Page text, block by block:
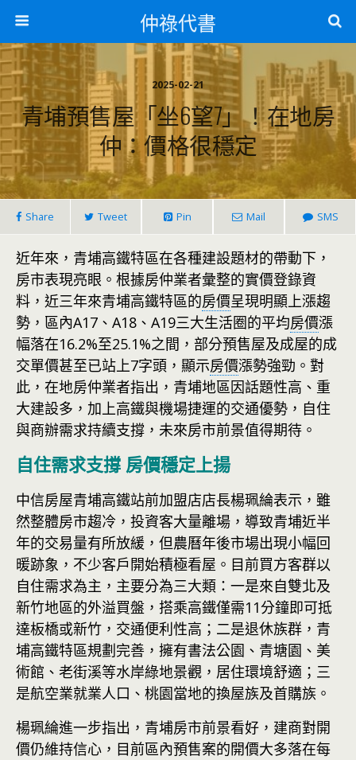
仲祿代書
2025-02-21
青埔預售屋「坐6望7」！在地房
仲：價格很穩定
Share Tweet Pin Mail SMS
近年來，青埔高鐵特區在各種建設題材的帶動下，
房市表現亮眼。根據房仲業者彙整的實價登錄資
料，近三年來青埔高鐵特區的房價呈現明顯上漲趨
勢，區內A17、A18、A19三大生活圈的平均房價漲
幅落在16.2%至25.1%之間，部分預售屋及成屋的成
交單價甚至已站上7字頭，顯示房價漲勢強勁。對
此，在地房仲業者指出，青埔地區因話題性高、重
大建設多，加上高鐵與機場捷運的交通優勢，自住
與商辦需求持續支撐，未來房市前景值得期待。
自住需求支撐 房價穩定上揚
中信房屋青埔高鐵站前加盟店店長楊珮綸表示，雖
然整體房市趨冷，投資客大量離場，導致青埔近半
年的交易量有所放緩，但農曆年後市場出現小幅回
暖跡象，不少客戶開始積極看屋。目前買方客群以
自住需求為主，主要分為三大類：一是來自雙北及
新竹地區的外溢買盤，搭乘高鐵僅需11分鐘即可抵
達板橋或新竹，交通便利性高；二是退休族群，青
埔高鐵特區規劃完善，擁有書法公園、青塘園、美
術館、老街溪等水岸綠地景觀，居住環境舒適；三
是航空業就業人口、桃園當地的換屋族及首購族。
楊珮綸進一步指出，青埔房市前景看好，建商對開
價仍維持信心，目前區內預售案的開價大多落在每